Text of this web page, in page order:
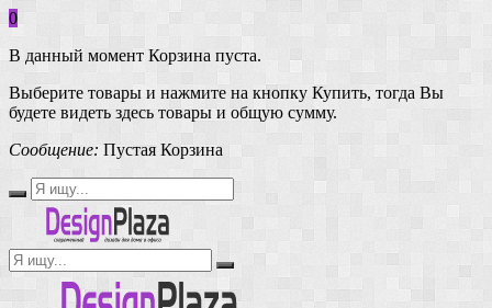
0
В данный момент Корзина пуста.
Выберите товары и нажмите на кнопку Купить, тогда Вы
будете видеть здесь товары и общую сумму.
Сообщение: Пустая Корзина